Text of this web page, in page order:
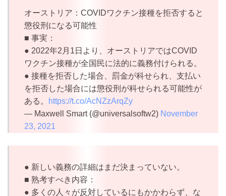
オーストリア：COVIDワクチン接種を拒否すると
懲役刑になる可能性
■ 事実：
● 2022年2月1日より、オーストリアではCOVID
ワクチン接種が全国民に法的に義務付けられる。
● 接種を拒否した場合、罰金が科せられ、支払い
を拒否した場合には懲役刑が科せられる可能性が
ある。
https://t.co/AcNZzArqZy
— Maxwell Smart (@universalsoftw2) November
23, 2021
● 新しい義務の詳細はまだ決まっていない。
■ 熟考すべき内容：
● 多くの人々が反対しているにもかかわらず、な